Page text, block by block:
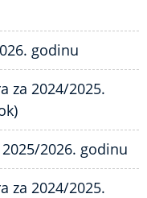
godinu
za 2024/2025.
2026. godinu
za 2024/2025.